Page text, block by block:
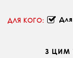
ДЛЯ КОГО:
З ЦИМ